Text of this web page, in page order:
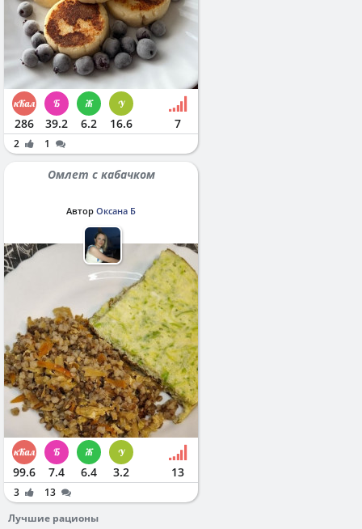
286 39.2 6.2 16.6 7
2 1
Омлет с кабачком
Автор Оксана Б
99.6 7.4 6.4 3.2 13
3
13
Лучшие рационы